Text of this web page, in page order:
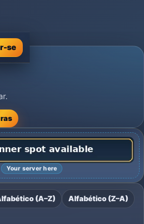
se
Your server here
(A–Z) Alfabético (Z–A)